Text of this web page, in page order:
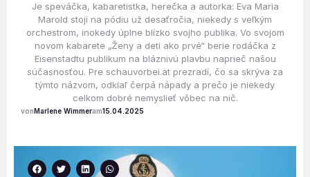
Je speváčka, kabaretistka, herečka a autorka: Eva Maria
Marold stojí na pódiu už desaťročia, niekedy s veľkým
orchestrom, inokedy úplne blízko svojho publika. Vo svojom
novom kabarete „Ženy a deti ako prvé“ berie rodáčka z
Eisenstadtu publikum na bláznivú plavbu naprieč našou
súčasnosťou. Pre schauvorbei.at prezradí, čo sa skrýva za
týmto názvom, odkiaľ čerpá nápady a prečo je niekedy
celkom dobré nemyslieť vôbec na nič.
Marlene Wimmer 15.04.2025